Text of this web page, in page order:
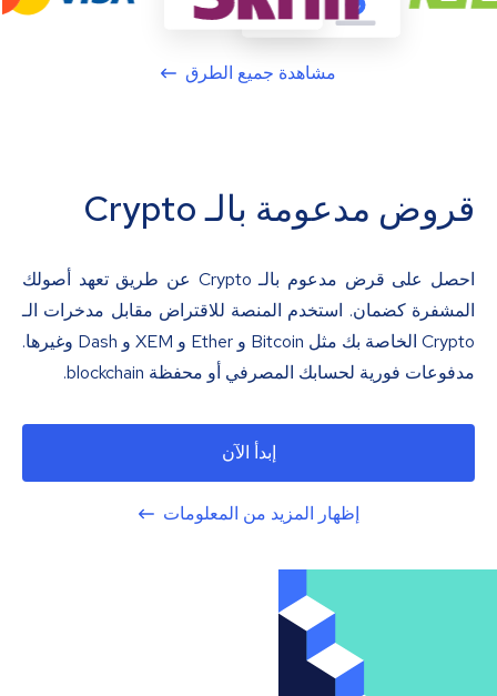
مشاهدة جميع الطرق
قروض مدعومة بالـ Crypto
احصل على قرض مدعوم بالـ Crypto عن طريق تعهد أصولك
المشفرة كضمان. استخدم المنصة للاقتراض مقابل مدخرات الـ
Crypto الخاصة بك مثل Bitcoin و Ether و XEM و Dash وغيرها.
مدفوعات فورية لحسابك المصرفي أو محفظة blockchain.
إبدأ الآن
إظهار المزيد من المعلومات